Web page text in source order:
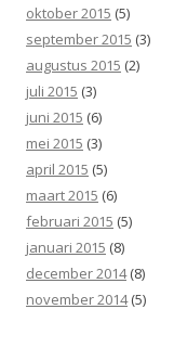
oktober 2015 (5)
september 2015 (3)
augustus 2015 (2)
juli 2015 (3)
juni 2015 (6)
mei 2015 (3)
april 2015 (5)
maart 2015 (6)
februari 2015 (5)
januari 2015 (8)
december 2014(8)
november 2014(5)